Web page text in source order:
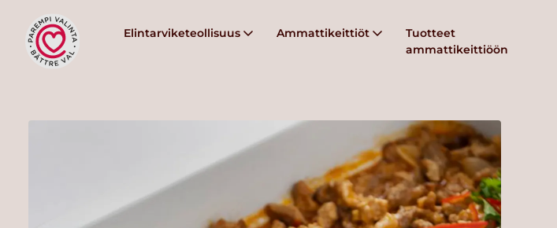
Elintarviketeollisuus Ammattikeittiöt
Tuotteet
ammattikeittiöön